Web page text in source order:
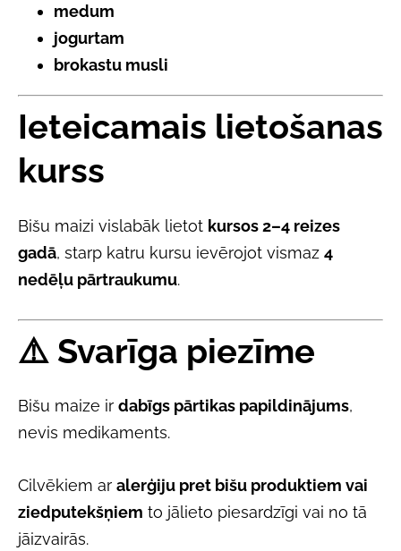
medum
jogurtam
brokastu musli
Ieteicamais lietošanas
kurss
Bišu maizi vislabāk lietot kursos 2–4 reizes
gadā, starp katru kursu ievērojot vismaz 4
nedēļu pārtraukumu.
⚠️ Svarīga piezīme
Bišu maize ir dabīgs pārtikas papildinājums,
nevis medikaments.
Cilvēkiem ar alerģiju pret bišu produktiem vai
ziedputekšņiem to jālieto piesardzīgi vai no tā
jāizvairās.